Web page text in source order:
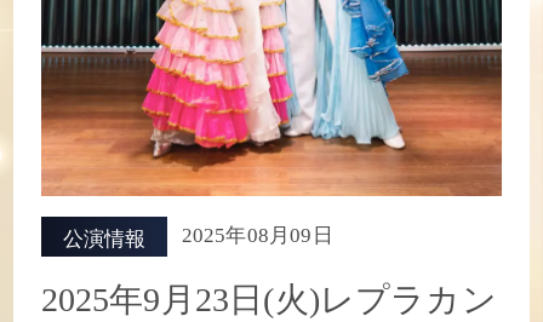
公演情報 2025年08月09日
2025年9月23日(火)レプラカン